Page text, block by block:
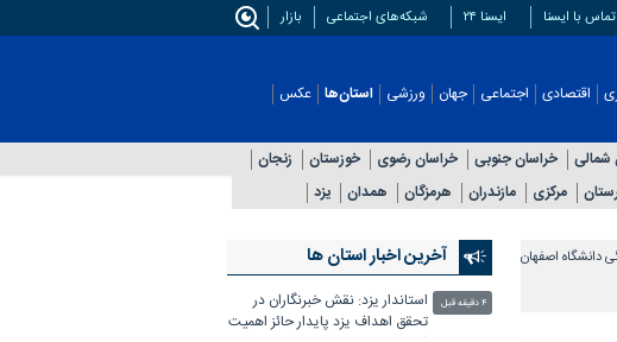
تماس با ایسنا ایسنا ۲۴ شبکه‌های اجتماعی بازار
اقتصادی اجتماعی جهان ورزشی استان‌ها
شمالی خراسان جنوبی خراسان رضوی خوزستان
زنجان
مرکزی مازندران هرمزگان همدان یزد
عکس
دانشگاه اصفهان آخرین اخبار استان ها
استاندار یزد: نقش خبرنگاران در
تحقق اهداف یزد پایدار حائز اهمیت
۴ دقیقه قبل